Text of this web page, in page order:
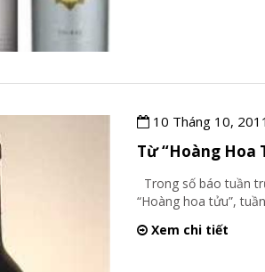
10 Tháng 10,
Từ “Hoàng Hoa
Trong số báo tuần
“Hoàng hoa tửu”,
Xem chi tiết